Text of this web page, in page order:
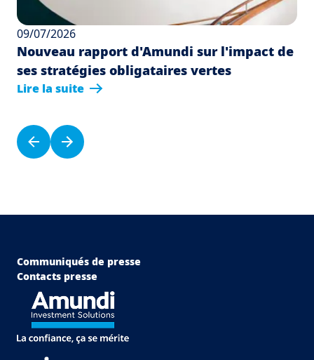
09/07/2026
Nouveau rapport d'Amundi sur l'impact de
ses stratégies obligataires vertes
Lire la suite
Pagination
Page précédente
Page suivante
Menu Footer Top
Communiqués de presse
Contacts presse